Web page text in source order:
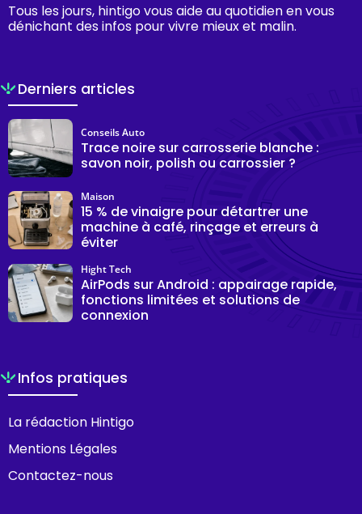
Tous les jours, hintigo vous aide au quotidien en vous
dénichant des infos pour vivre mieux et malin.
Derniers articles
Trace noire sur carrosserie blanche :
savon noir, polish ou carrossier ?
Conseils Auto
15 % de vinaigre pour détartrer une
machine à café, rinçage et erreurs à
éviter
Maison
AirPods sur Android : appairage rapide,
fonctions limitées et solutions de
connexion
Hight Tech
Infos pratiques
La rédaction Hintigo
Mentions Légales
Contactez-nous